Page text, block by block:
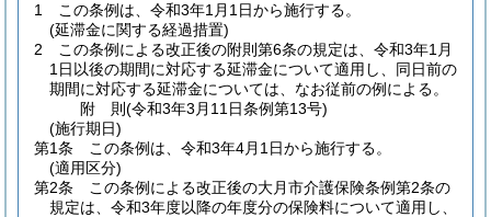
1
この条例は、令和3年1月1日から施行する。
(延滞金に関する経過措置)
2
この条例による改正後の附則第6条の規定は、令和3年1月
1日以後の期間に対応する延滞金について適用し、同日前の
期間に対応する延滞金については、なお従前の例による。
附 則(令和3年3月11日条例第13号)
(施行期日)
第1条
この条例は、令和3年4月1日から施行する。
(適用区分)
第2条
この条例による改正後の大月市介護保険条例第2条の
規定は、令和3年度以降の年度分の保険料について適用し、